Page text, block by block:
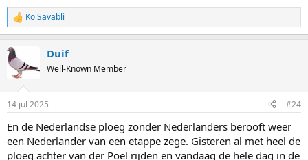
R
e
c
t
i
s
Ko Savabli
Duif
Well-Known Member
14 jul 2025 #24
En de Nederlandse ploeg zonder Nederlanders berooft weer
een Nederlander van een etappe zege. Gisteren al met heel de
ploeg achter van der Poel rijden en vandaag de hele dag in de